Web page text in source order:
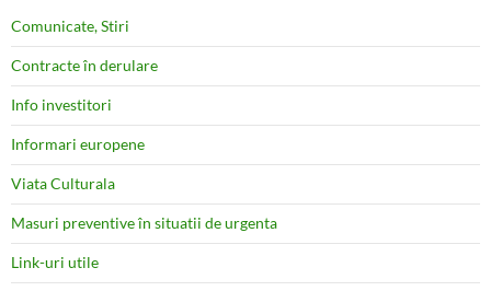
Comunicate, Stiri
Contracte în derulare
Info investitori
Informari europene
Viata Culturala
Masuri preventive în situatii de urgenta
Link-uri utile